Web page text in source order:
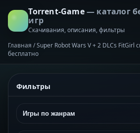
Torrent-Game— каталог
игр
Скачивания, описания, фильтры
Главная /Super Robot Wars V + 2 DLCs FitGirl
бесплатно
Фильтры
Игры по жанрам